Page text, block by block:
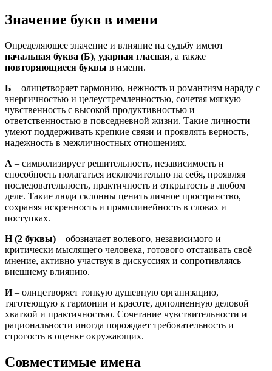
Значение букв в имени
Определяющее значение и влияние на судьбу имеют
начальная буква (Б), ударная гласная, а также
повторяющиеся буквы в имени.
Б – олицетворяет гармонию, нежность и романтизм наряду с
энергичностью и целеустремленностью, сочетая мягкую
чувственность с высокой продуктивностью и
ответственностью в повседневной жизни. Такие личности
умеют поддерживать крепкие связи и проявлять верность,
надежность в межличностных отношениях.
А – символизирует решительность, независимость и
способность полагаться исключительно на себя, проявляя
последовательность, практичность и открытость в любом
деле. Такие люди склонны ценить личное пространство,
сохраняя искренность и прямолинейность в словах и
поступках.
Н (2 буквы) – обозначает волевого, независимого и
критически мыслящего человека, готового отстаивать своё
мнение, активно участвуя в дискуссиях и сопротивляясь
внешнему влиянию.
И– олицетворяет тонкую душевную организацию,
тяготеющую к гармонии и красоте, дополненную деловой
хваткой и практичностью. Сочетание чувствительности и
рациональности иногда порождает требовательность и
строгость в оценке окружающих.
Совместимые имена